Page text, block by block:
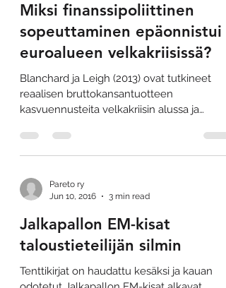
Miksi finanssipoliittinen
sopeuttaminen epäonnistui
euroalueen velkakriisissä?
Blanchard ja Leigh (2013) ovat tutkineet
reaalisen bruttokansantuotteen
kasvuennusteita velkakriisin alussa ja
Pareto ry
Jun 10, 2016
3 min read
Jalkapallon EM-kisat
taloustieteilijän silmin
Tenttikirjat on haudattu kesäksi ja kauan